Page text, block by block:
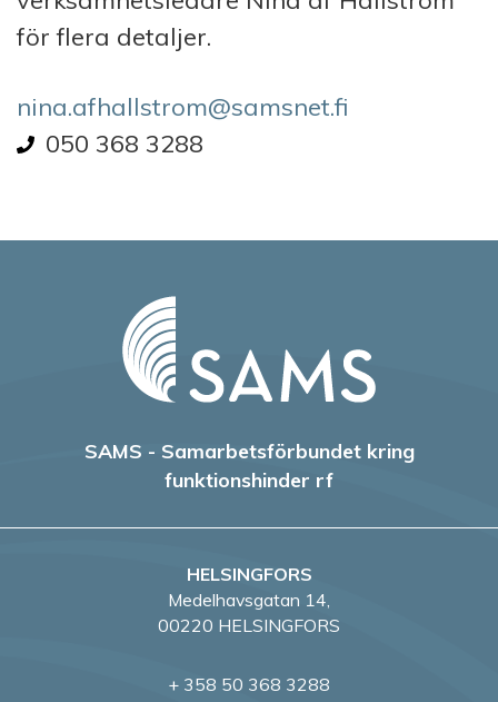
för flera detaljer.
nina.afhallstrom@samsnet.fi
Phone number
050 368 3288
SAMS - Samarbetsförbundet kring
funktionshinder rf
HELSINGFORS
Medelhavsgatan 14,
00220 HELSINGFORS
+ 358 50 368 3288